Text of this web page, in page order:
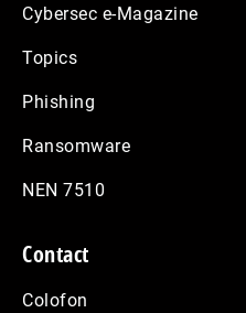
Cybersec e-Magazine
Topics
Phishing
Ransomware
NEN 7510
Contact
Colofon